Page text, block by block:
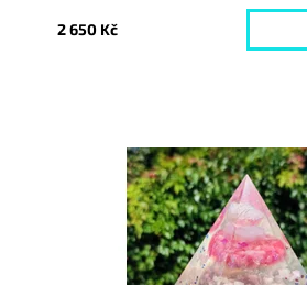
2 650 Kč
Dostupnost:
Skladem
9221